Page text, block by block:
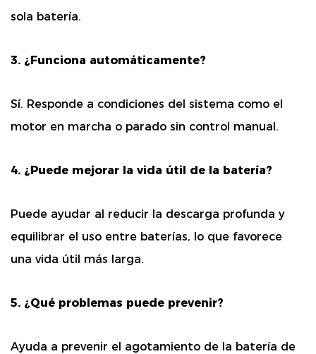
sola batería.
3. ¿Funciona automáticamente?
Sí. Responde a condiciones del sistema como el
motor en marcha o parado sin control manual.
4. ¿Puede mejorar la vida útil de la batería?
Puede ayudar al reducir la descarga profunda y
equilibrar el uso entre baterías, lo que favorece
una vida útil más larga.
5. ¿Qué problemas puede prevenir?
Ayuda a prevenir el agotamiento de la batería de